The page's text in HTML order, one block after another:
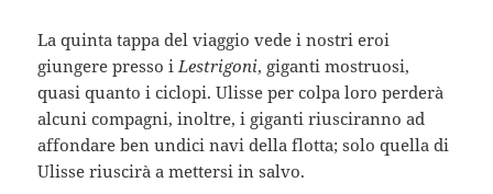
La quinta tappa del viaggio vede i nostri eroi
giungere presso iLestrigoni, giganti mostruosi,
quasi quanto i ciclopi. Ulisse per colpa loro perderà
alcuni compagni, inoltre, i giganti riusciranno ad
affondare ben undici navi della flotta; solo quella di
Ulisse riuscirà a mettersi in salvo.